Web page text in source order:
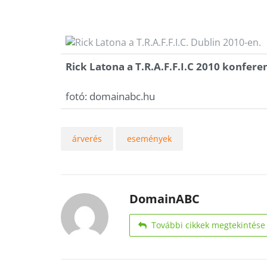
Rick Latona a T.R.A.F.F.I.C 2010
fotó: domainabc.hu
árverés események
DomainABC
További cikkek megtekintése